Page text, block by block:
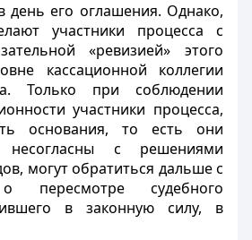
день его оглашения. Однако,
участники процесса с
«ревизией» этого
кассационной коллегии
Только при соблюдении
участники процесса,
основания, то есть они
несогласны с решениями
могут обратиться дальше с
о пересмотре судебного
в законную силу, в